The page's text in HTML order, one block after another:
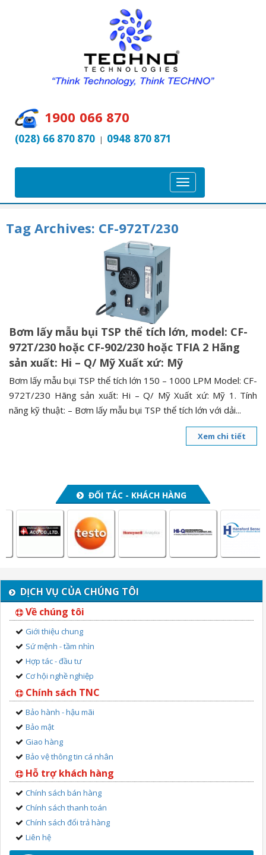
1900 066 870
(028) 66 870 870 | 0948 870 871
T
o
g
a
t
i
o
n
Tag Archives: CF-972T/230
Bơm lấy mẫu bụi TSP thể tích lớn, model: CF-
972T/230 hoặc CF-902/230 hoặc TFIA 2 Hãng
sản xuất: Hi – Q/ Mỹ Xuất xứ: Mỹ
Bơm lấy mẫu bụi TSP thể tích lớn 150 – 1000 LPM Model: CF-
972T/230 Hãng sản xuất: Hi – Q/ Mỹ Xuất xứ: Mỹ 1. Tính
năng kỹ thuật: – Bơm lấy mẫu bụi TSP thể tích lớn với dải...
Xem chi tiết
ĐỐI TÁC - KHÁCH HÀNG
DỊCH VỤ CỦA CHÚNG TÔI
Về chúng tôi
Giới thiệu chung
Sứ mệnh - tầm nhìn
Hợp tác - đầu tư
Cơ hội nghề nghiệp
Chính sách TNC
Bảo hành - hậu mãi
Bảo mật
Giao hàng
Bảo vệ thông tin cá nhân
Hỗ trợ khách hàng
Chính sách bán hàng
Chính sách thanh toán
Chính sách đổi trả hàng
Liên hệ